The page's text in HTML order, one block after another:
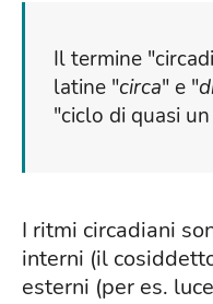
Il termine
latine "circa" e "
"ciclo di quasi
I ritmi circadiani
interni (il
esterni (per es.